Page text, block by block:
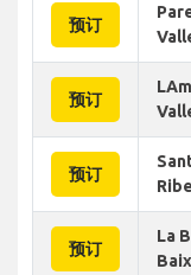
预订
预订
预订
预订
La